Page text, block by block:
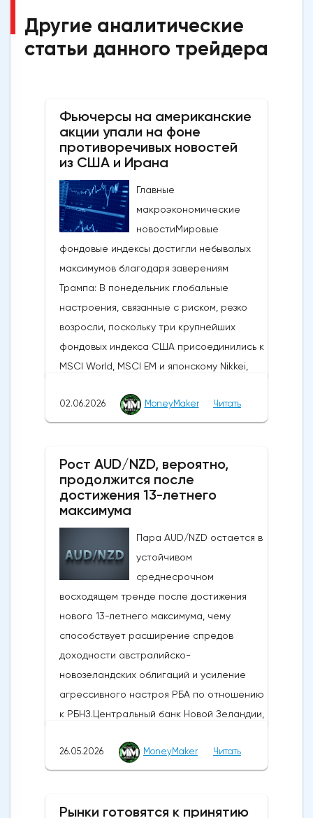
Другие аналитические
статьи данного трейдера
Фьючерсы на американские
акции упали на фоне
противоречивых новостей
из США и Ирана
Главные
макроэкономические
новостиМировые
фондовые индексы достигли небывалых
максимумов благодаря заверениям
Трампа: В понедельник глобальные
настроения, связанные с риском, резко
возросли, поскольку три крупнейших
фондовых индекса США присоединились к
MSCI World, MSCI EM и японскому Nikkei,
Широкое продвижение вперед
последовало за заявлениями президента
то, что, несмотря на новые военные
обмены в выходные, Вашингтон и Тегеран
по-прежнему ведут активные
дискуссии.Производственная активность в
США достигла 4-летнего максимума:
Несмотря на структурные проблемы,
связанные с нефтяным кризисом в
регионе и рекордно низким уровнем
потребительского доверия,
опубликованные в понедельник данные
показали, что производственная
активность в США растет самыми
быстрыми темпами за последние четыре
производственном секторе ISM за май
02.06.2026 MoneyMaker Читать
Рост AUD/NZD, вероятно,
продолжится после
достижения 13-летнего
максимума
Пара AUD/NZD остается в
устойчивом
среднесрочном
восходящем тренде после достижения
нового 13-летнего максимума, чему
способствует расширение спредов
доходности австралийско-
новозеландских облигаций и усиление
агрессивного настроя РБА по отношению
к РБНЗ.Центральный банк Новой Зеландии,
денежно-кредитной политике завтра, в
среду, 27 мая 2026 года, в 10:00 по
спустя состоится пресс-конференция
26.05.2026 MoneyMaker Читать
Рынки готовятся к принятию